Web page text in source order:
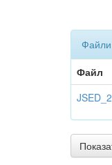
Файли
Файл